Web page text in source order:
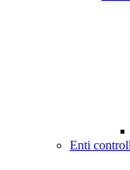
Enti